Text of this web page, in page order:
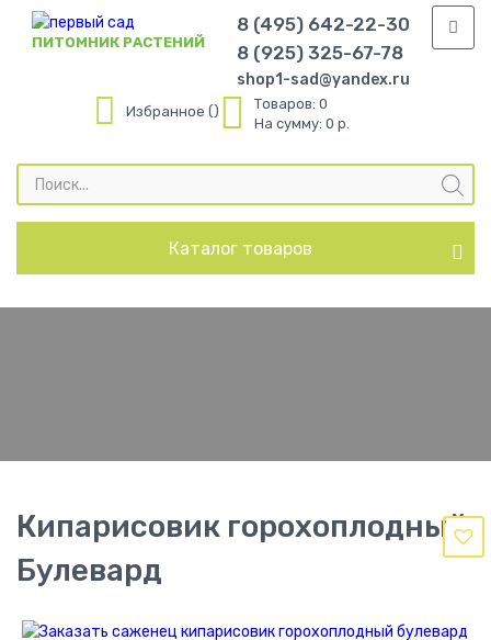
ПИТОМНИК РАСТЕНИЙ
8 (495) 642-22-30
8 (925) 325-67-78
shop1-sad@yandex.ru
Избранное Товаров: 0
На сумму: 0 р.
Поиск
товаров
Каталог товаров
Кипарисовик горохоплодный
Булевард